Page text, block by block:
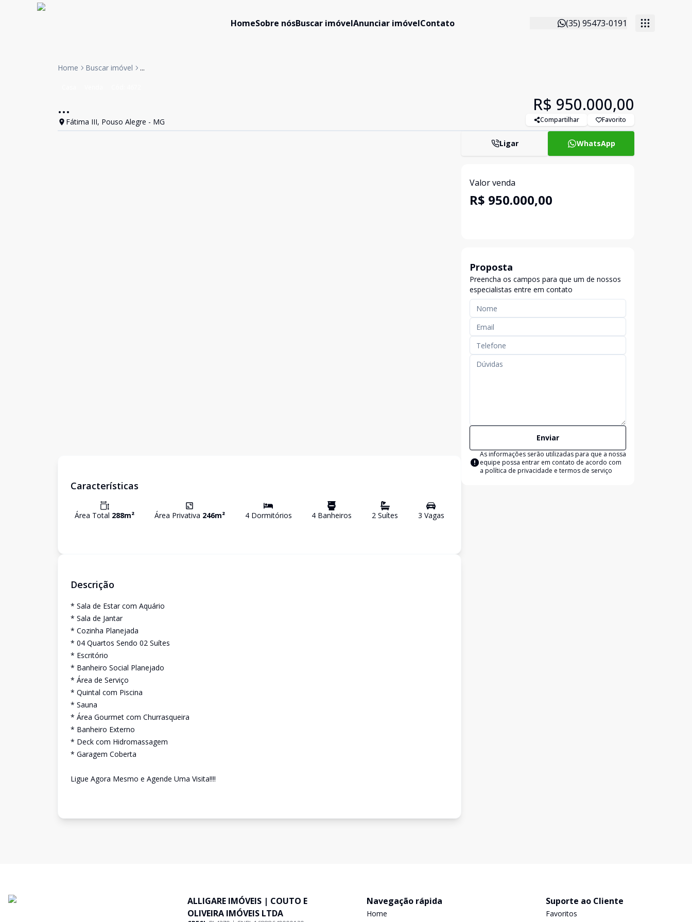
HomeSobre nósBuscar imóvelAnunciar imóvelContato (35) 95473-0191
Home Buscar imóvel ...
...
Fátima III, Pouso Alegre - MG
R$ 950.000,00
Compartilhar Favorito
Características
Área Total 288m² Área Privativa 246m² 4Dormitórios 4 Banheiros 2 Suítes 3 Vagas
Descrição
* Sala de Estar com Aquário
* Sala de Jantar
* Cozinha Planejada
* 04 Quartos Sendo 02 Suítes
* Escritório
* Banheiro Social Planejado
* Área de Serviço
* Quintal com Piscina
* Sauna
* Área Gourmet com Churrasqueira
* Banheiro Externo
* Deck com Hidromassagem
* Garagem Coberta
Ligue Agora Mesmo e Agende Uma Visita!!!!
Ligar WhatsApp
Valor venda
R$ 950.000,00
Proposta
Preencha os campos para que um de nossos
especialistas entre em contato
Enviar
As informações serão utilizadas para que a nossa
equipe possa entrar em contato de acordo com
a política de privacidade e termos de serviço
ALLIGARE IMÓVEIS | COUTO E
OLIVEIRA IMÓVEIS LTDA
Navegação rápida
Home
Suporte ao Cliente
Favoritos